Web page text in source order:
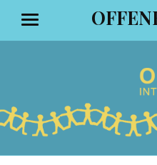
Inhalt
springen
MENÜ